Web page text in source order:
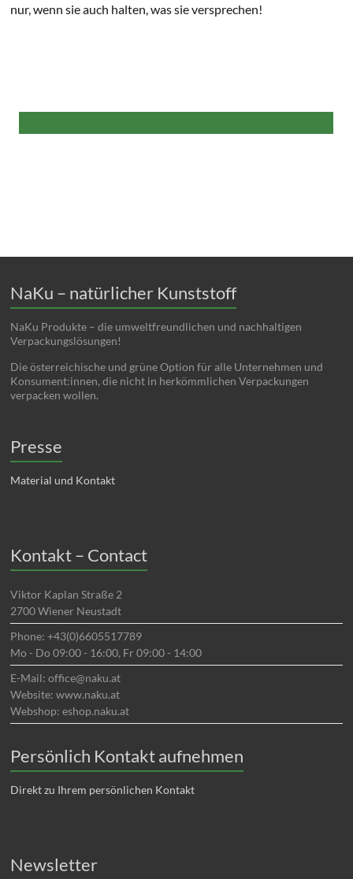
nur, wenn sie auch halten, was sie versprechen!
NaKu – natürlicher Kunststoff
NaKu Produkte – die umweltfreundlichen und nachhaltigen
Verpackungslösungen!
Die österreichische und grüne Option für alle Unternehmen und
Konsument:innen, die nicht in herkömmlichen Verpackungen
verpacken wollen.
Presse
Material und Kontakt
Kontakt – Contact
Viktor Kaplan Straße 2
2700 Wiener Neustadt
Phone: +43(0)6605517789
Mo - Do 09:00 - 16:00, Fr 09:00 - 14:00
E-Mail: office@naku.at
Website: www.naku.at
Webshop: eshop.naku.at
Persönlich Kontakt aufnehmen
Direkt zu Ihrem persönlichen Kontakt
Newsletter